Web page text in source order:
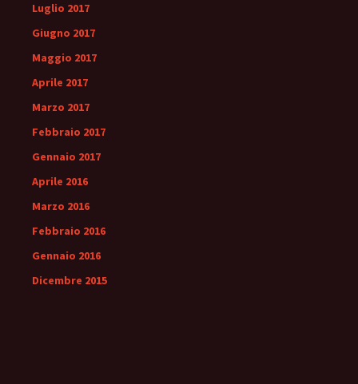
Luglio 2017
Giugno 2017
Maggio 2017
Aprile 2017
Marzo 2017
Febbraio 2017
Gennaio 2017
Aprile 2016
Marzo 2016
Febbraio 2016
Gennaio 2016
Dicembre 2015